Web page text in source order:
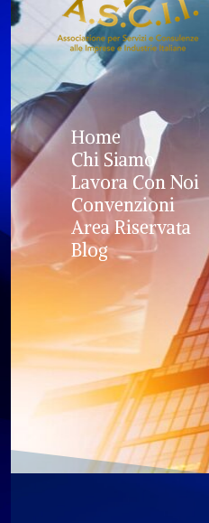
Home
Chi Siamo
Lavora Con Noi
Convenzioni
Area Riservata
Blog